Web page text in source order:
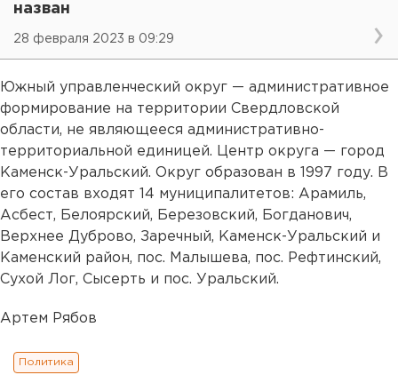
назван
28 февраля 2023 в 09:29
Южный управленческий округ — административное
формирование на территории Свердловской
области, не являющееся административно-
территориальной единицей. Центр округа — город
Каменск-Уральский. Округ образован в 1997 году. В
его состав входят 14 муниципалитетов: Арамиль,
Асбест, Белоярский, Березовский, Богданович,
Верхнее Дуброво, Заречный, Каменск-Уральский и
Каменский район, пос. Малышева, пос. Рефтинский,
Сухой Лог, Сысерть и пос. Уральский.
Артем Рябов
Политика